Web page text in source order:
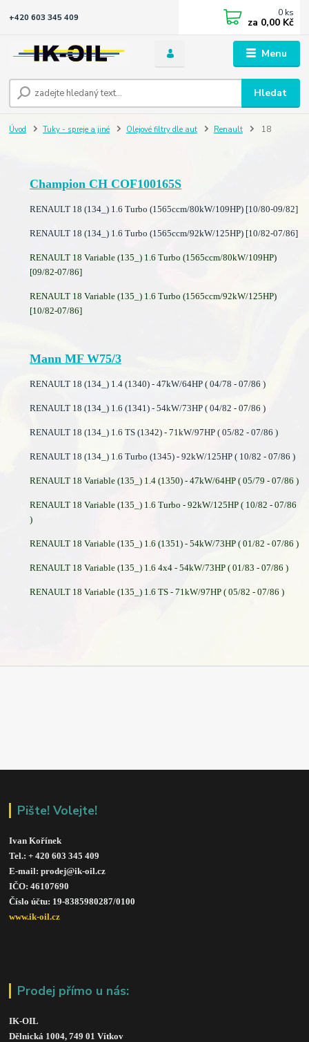
Menu
Hledat
+420 603 345 409 0 ks
za 0,00 Kč
Úvod Tuky - spreje a jiné Olejové filtry dle aut Renault 18
Champion CH COF100165S
RENAULT 18 (134_) 1.6 Turbo (1565ccm/80kW/109HP) [10/80-09/82]
RENAULT 18 (134_) 1.6 Turbo (1565ccm/92kW/125HP) [10/82-07/86]
RENAULT 18 Variable (135_) 1.6 Turbo (1565ccm/80kW/109HP)
[09/82-07/86]
RENAULT 18 Variable (135_) 1.6 Turbo (1565ccm/92kW/125HP)
[10/82-07/86]
Mann MF W75/3
RENAULT 18 (134_) 1.4 (1340) - 47kW/64HP ( 04/78 - 07/86 )
RENAULT 18 (134_) 1.6 (1341) - 54kW/73HP ( 04/82 - 07/86 )
RENAULT 18 (134_) 1.6 TS (1342) - 71kW/97HP ( 05/82 - 07/86 )
RENAULT 18 (134_) 1.6 Turbo (1345) - 92kW/125HP ( 10/82 - 07/86 )
RENAULT 18 Variable (135_) 1.4 (1350) - 47kW/64HP ( 05/79 - 07/86 )
RENAULT 18 Variable (135_) 1.6 Turbo - 92kW/125HP ( 10/82 - 07/86
)
RENAULT 18 Variable (135_) 1.6 (1351) - 54kW/73HP ( 01/82 - 07/86 )
RENAULT 18 Variable (135_) 1.6 4x4 - 54kW/73HP ( 01/83 - 07/86 )
RENAULT 18 Variable (135_) 1.6 TS - 71kW/97HP ( 05/82 - 07/86 )
Pište! Volejte!
Ivan Kořínek
Tel.: + 420 603 345 409
E-mail: prodej@ik-oil.cz
IČO: 46107690
Číslo účtu: 19-8385980287/0100
www.ik-oil.cz
Prodej přímo u nás:
IK-OIL
Dělnická 1004, 749 01 Vítkov